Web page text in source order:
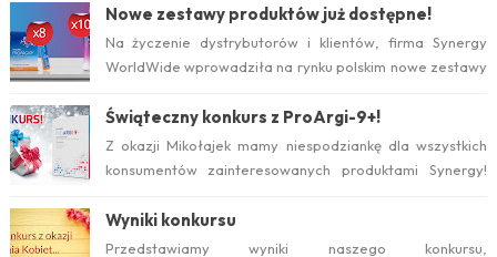
Nowe zestawy produktów już dostępne!
Na życzenie dystrybutorów i klientów, firma Synergy
WorldWide wprowadziła na rynku polskim nowe zestawy
Świąteczny konkurs z ProArgi-9+!
Z okazji Mikołajek mamy niespodziankę dla wszystkich
konsumentów zainteresowanych produktami Synergy!
Wyniki konkursu
Przedstawiamy wyniki naszego konkursu,